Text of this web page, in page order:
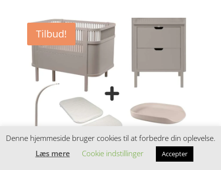
var:
18.338,00 kr..
er:
14.499,00 kr..
Tilbud!
Denne hjemmeside bruger cookies til at forbedre din oplevelse.
Læs mere
Cookie indstillinger Accepter